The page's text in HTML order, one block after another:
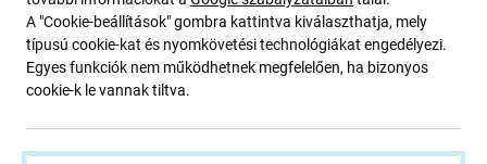
alkatrész, azaz a berendezés gyártója (Huawei) szállítja.
Az alkatrész a lehető legmagasabb minőségű a piacon,
és 100%-ban megegyezik a gyárilag a készülékben
lévővel. Ha többet szeretne megtudni a minőségről,
A "Cookie-beállítások" gombra kattintva kiválaszthatja, mely
típusú cookie-kat és nyomkövetési technológiákat engedélyezi.
Egyes funkciók nem működhetnek megfelelően, ha bizonyos
cookie-k le vannak tiltva.